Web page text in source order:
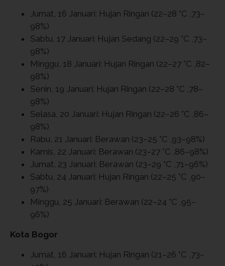
Jumat, 16 Januari: Hujan Ringan (22–28 °C ,73–
98%)
Sabtu, 17 Januari: Hujan Sedang (22–29 °C ,73–
98%)
Minggu, 18 Januari: Hujan Ringan (22–27 °C ,82–
98%)
Senin, 19 Januari: Hujan Ringan (22–28 °C ,78–
98%)
Selasa, 20 Januari: Hujan Ringan (22–26 °C ,86–
98%)
Rabu, 21 Januari: Berawan (23–25 °C ,93–98%)
Kamis, 22 Januari: Berawan (23–27 °C ,86–98%)
Jumat, 23 Januari: Berawan (23–29 °C ,71–96%)
Sabtu, 24 Januari: Hujan Ringan (22–25 °C ,90–
97%)
Minggu, 25 Januari: Berawan (22–24 °C ,95–
96%)
Kota Bogor
Jumat, 16 Januari: Hujan Ringan (21–26 °C ,73–